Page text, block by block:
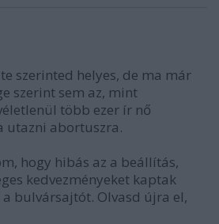
te szerinted helyes, de ma már
szerint sem az, mint
több ezer ír nő
utazni abortuszra.
hogy hibás az a beállítás,
kedvezményeket kaptak
bulvársajtót. Olvasd újra el,